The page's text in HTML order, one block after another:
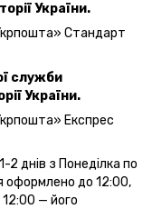
України.
Стандарт
служби
України.
Експрес
днів з Понеділка по
оформлено до 12:00,
— його